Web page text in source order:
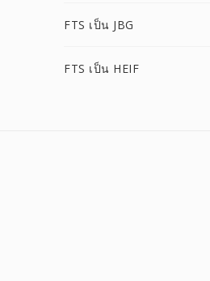
FTS เป็น JBG
FTS เป็น HEIF